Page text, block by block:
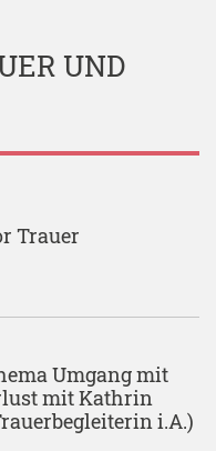
UND
Trauer
Umgang mit
mit Kathrin
i.A.)